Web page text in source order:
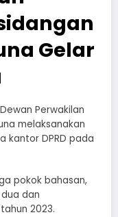
Gelar
Perwakilan
melaksanakan
kantor DPRD pada
pokok bahasan,
dan
2023.